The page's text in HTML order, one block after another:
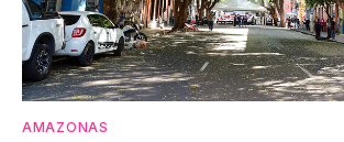
AMAZONAS